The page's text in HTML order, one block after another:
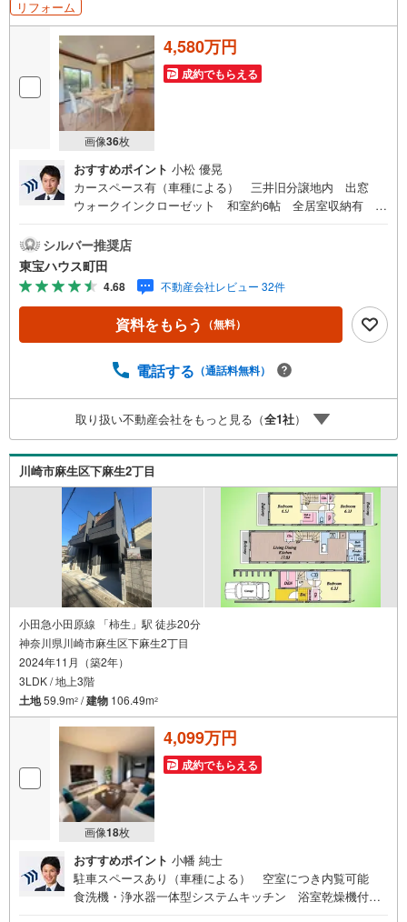
リフォーム
画像36枚
4,580万円
成約でもらえる
おすすめポイント 小松 優晃
カースペース有（車種による） 三井旧分譲地内 出窓
ウォークインクローゼット 和室約6帖 全居室収納有 独
ーズボックス 小・中学校徒歩3分圏内東宝ハウス町田はま
ず、お客様一人一人を知り、理解することから始めます。
お客様のお話をきちんとお聞きし、しっかり話し合う
「心」のコミュニケーションが大切になります。だからこ
そ、それぞれのお客様にベストな「住まい」をご提案をす
ることができるのです。インターネット予約で当日見学が
日～4日以内をご希望の方は「ご要望・ご質問欄」に希望日
間期の売買仲介実績において、全国第9位の売買仲介実績で
す】※住宅新報よりたくさんのお客様からのお言葉に感謝し
てこれからも楽しく素敵なお家探しをお約束します。お家
探しを始めてみようと思われたらまずは、お気軽に東宝ハ
ウス町田に相談してみませんか？スタッフ一同お客様のお
問合せをお待ちしております。
シルバー推奨店
東宝ハウス町田
4.68 不動産会社レビュー 32件
資料をもらう （無料）
電話する （通話料無料）
取り扱い不動産会社をもっと見る（全1社）
川崎市麻生区下麻生2丁目
小田急小田原線 「柿生」駅 徒歩20分
神奈川県川崎市麻生区下麻生2丁目
2024年11月（築2年）
3LDK / 地上3階
土地59.9m2 /建物 106.49m2
画像18枚
4,099万円
成約でもらえる
おすすめポイント 小幡 純士
駐車スペースあり（車種による） 空室につき内覧可能
食洗機・浄水器一体型システムキッチン 浴室乾燥機付き